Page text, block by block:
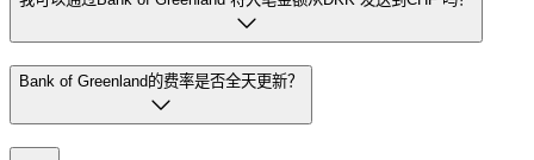
Bank of Greenland的费率是否全天更新？